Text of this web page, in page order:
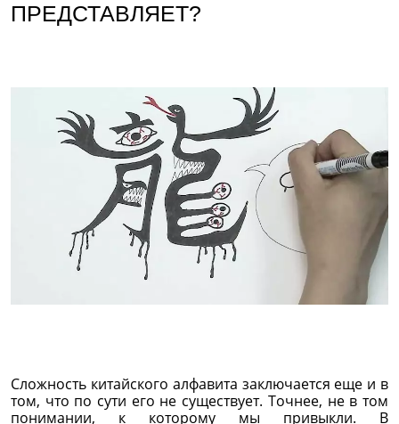
ПРЕДСТАВЛЯЕТ?
Сложность китайского алфавита заключается еще и в
том, что по сути его не существует. Точнее, не в том
понимании, к которому мы привыкли. В